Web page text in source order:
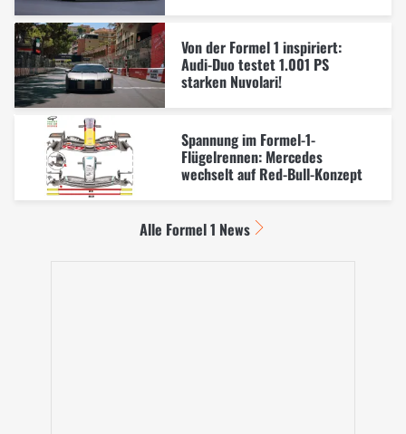
Von der Formel 1 inspiriert:
Audi-Duo testet 1.001 PS
starken Nuvolari!
Spannung im Formel-1-
Flügelrennen: Mercedes
wechselt auf Red-Bull-Konzept
Alle Formel 1 News